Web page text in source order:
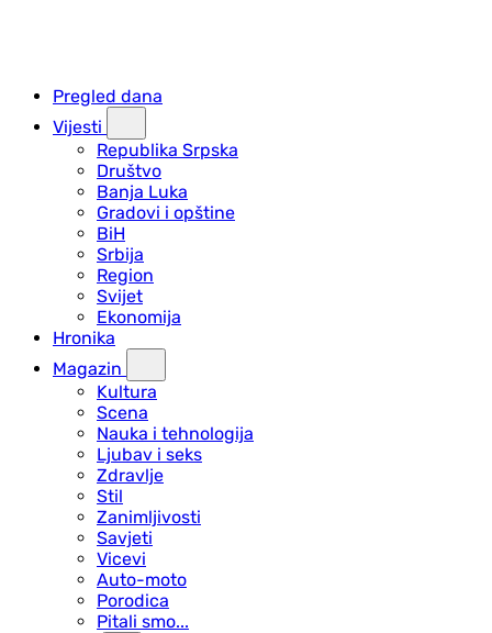
Pregled dana
Vijesti
Republika Srpska
Društvo
Banja Luka
Gradovi i opštine
BiH
Srbija
Region
Svijet
Ekonomija
Hronika
Magazin
Kultura
Scena
Nauka i tehnologija
Ljubav i seks
Zdravlje
Stil
Zanimljivosti
Savjeti
Vicevi
Auto-moto
Porodica
Pitali smo...